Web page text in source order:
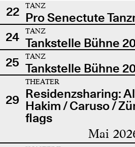
22
TANZ
Pro Senectute
24
TANZ
Tankstelle Bühne
25
TANZ
Tankstelle Bühne
29
THEATER
Residenzsharing:
Hakim / Caruso /
flags
Mai